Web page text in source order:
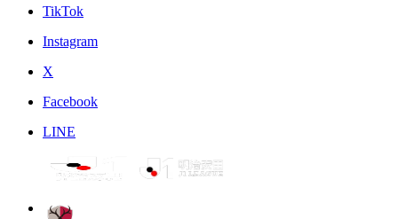
TikTok
Instagram
X
Facebook
LINE